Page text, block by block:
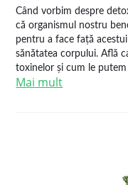
Când vorbim despre
că organismul nostru
pentru a face față
sănătatea corpului. Află
toxinelor și cum le
Mai mult